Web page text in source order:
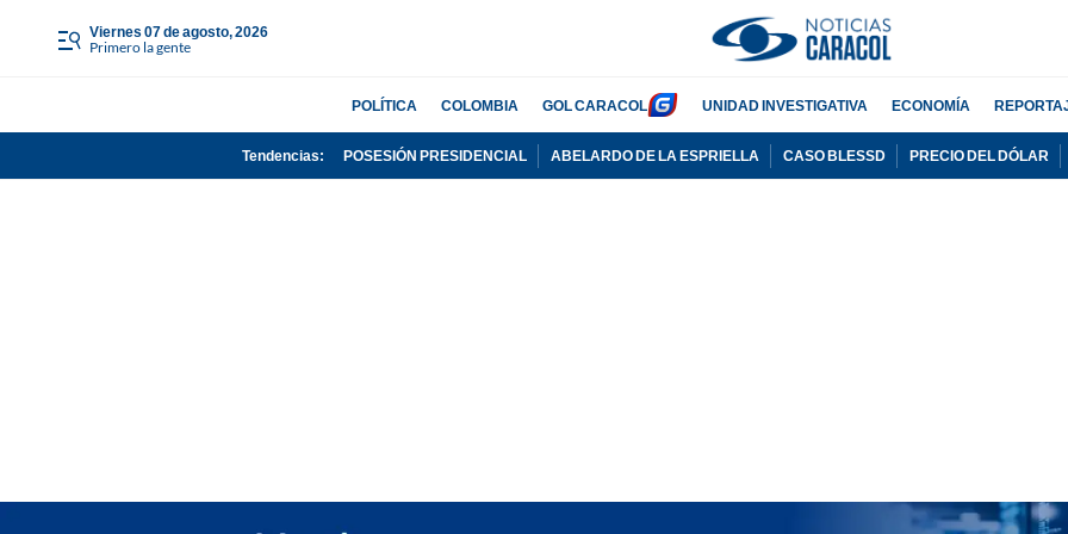
viernes 07 de agosto, 2026
Primero la gente
POLÍTICA COLOMBIA GOL CARACOL UNIDAD INVESTIGATIVA ECONOMÍA
Tendencias: POSESIÓN PRESIDENCIAL ABELARDO DE LA ESPRIELLA CASO BLESSD PRECIO DEL DÓLAR